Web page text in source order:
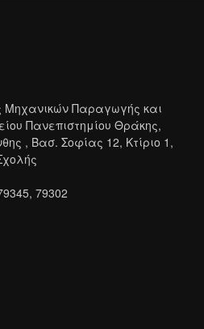
Παραγωγής και
Πανεπιστημίου Θράκης,
, Βασ. Σοφίας 12, Κτίριο 1,
79302